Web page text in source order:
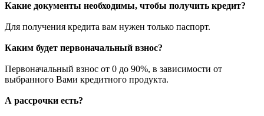
Какие документы необходимы, чтобы получить кредит?
Для получения кредита вам нужен только паспорт.
Каким будет первоначальный взнос?
Первоначальный взнос от 0 до 90%, в зависимости от
выбранного Вами кредитного продукта.
А рассрочки есть?